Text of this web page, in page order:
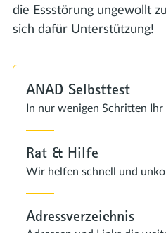
die Essstörung ungewollt
sich dafür Unterstützung!
ANAD Selbsttest
In nur wenigen Schritten
Rat & Hilfe
Wir helfen schnell und
Adressverzeichnis